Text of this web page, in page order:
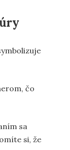
čo
sa
si, že